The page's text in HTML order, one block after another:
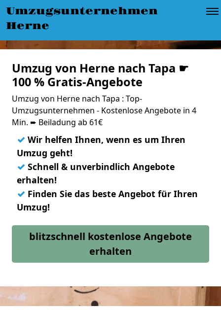
Umzugsunternehmen
Herne
Umzug von Herne nach Tapa ☛
100 % Gratis-Angebote
Umzug von Herne nach Tapa : Top-
Umzugsunternehmen - Kostenlose Angebote in 4
Min. ➨ Beiladung ab 61€
✓ Wir helfen Ihnen, wenn es um Ihren
Umzug geht!
✓ Schnell & unverbindlich Angebote
erhalten!
✓ Finden Sie das beste Angebot für Ihren
Umzug!
blitzschnell kostenlose Angebote
erhalten